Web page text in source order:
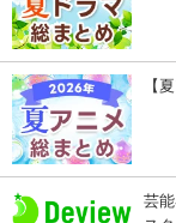
【
芸